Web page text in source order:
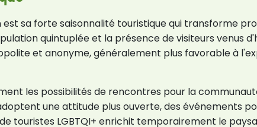
est sa forte saisonnalité touristique qui transforme
quintuplée et la présence de visiteurs venus
et anonyme, généralement plus favorable à
les possibilités de rencontres pour la
une attitude plus ouverte, des événements
touristes LGBTQI+ enrichit temporairement le